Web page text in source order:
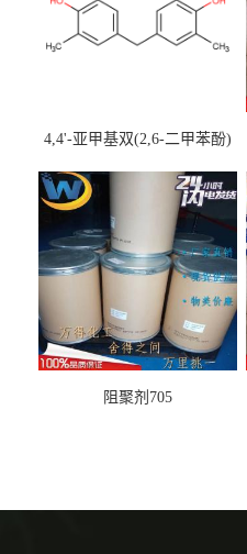
4,4'-亚甲基双(2,6-二甲苯酚)
阻聚剂705